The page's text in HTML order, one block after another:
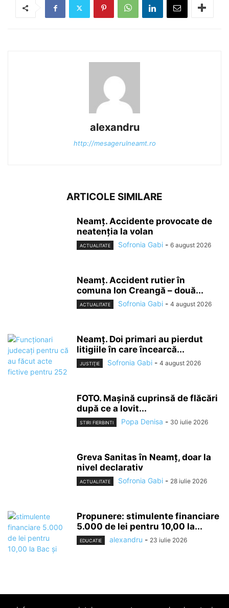
alexandru
http://mesagerulneamt.ro
ARTICOLE SIMILARE
Neamț. Accidente provocate de
neatenția la volan
ACTUALITATE Sofronia Gabi - 6 august 2026
Neamț. Accident rutier în
comuna Ion Creangă – două...
ACTUALITATE Sofronia Gabi - 4 august 2026
Neamț. Doi primari au pierdut
litigiile în care încearcă...
JUSTIŢIE Sofronia Gabi - 4 august 2026
FOTO. Mașină cuprinsă de flăcări
după ce a lovit...
STIRI FIERBINTI Popa Denisa - 30 iulie 2026
Greva Sanitas în Neamț, doar la
nivel declarativ
ACTUALITATE Sofronia Gabi - 28 iulie 2026
Propunere: stimulente financiare
5.000 de lei pentru 10,00 la...
EDUCATIE alexandru - 23 iulie 2026